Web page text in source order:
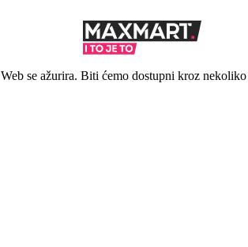
Web se ažurira. Biti ćemo dostupni kroz